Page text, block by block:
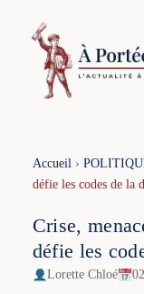
contenu
Accueil›
défie les codes de la
Crise,
défie les
Lorette Chloé